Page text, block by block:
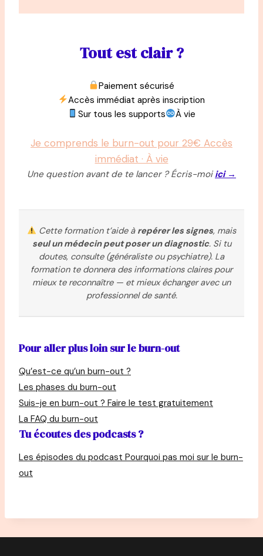
Tout est clair ?
Paiement sécurisé
Accès immédiat après inscription
Sur tous les supports
À vie
Je comprends le burn-out pour 29€ Accès
immédiat · À vie
Une question avant de te lancer ? Écris-moiici →
Cette formation t’aide à repérer les signes, mais
seul un médecin peut poser un diagnostic. Si tu
doutes, consulte (généraliste ou psychiatre). La
formation te donnera des informations claires pour
mieux te reconnaître — et mieux échanger avec un
professionnel de santé.
Pour aller plus loin sur le burn-out
Qu’est-ce qu’un burn-out ?
Les phases du burn-out
Suis-je en burn-out ? Faire le test gratuitement
La FAQ du burn-out
Tu écoutes des podcasts ?
Les épisodes du podcast Pourquoi pas moi sur le burn-
out